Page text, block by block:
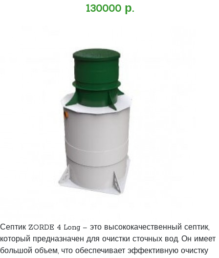
130000 р.
Септик ZORDE 4 Long – это высококачественный септик,
который предназначен для очистки сточных вод. Он имеет
большой объем, что обеспечивает эффективную очистку